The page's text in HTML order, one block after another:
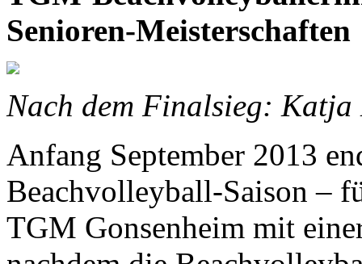
Senioren-Meisterschaften
Nach dem Finalsieg:
Anfang September 2013
Beachvolleyball-Saison –
TGM Gonsenheim mit